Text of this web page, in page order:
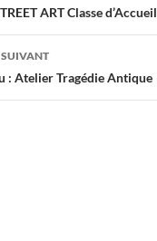
ART Classe d’Accueil
: Atelier Tragédie Antique